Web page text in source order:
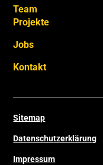
Team
Projekte
Jobs
Kontakt
Sitemap
Datenschutzerklärung
Impressum